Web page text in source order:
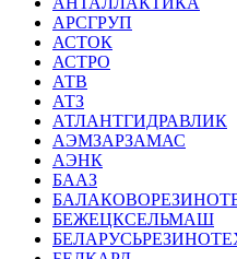
АРСГРУП
АСТОК
АСТРО
АТВ
АТЗ
АТЛАНТГИДРАВЛИК
АЭМЗАРЗАМАС
АЭНК
БААЗ
БЕЖЕЦКСЕЛЬМАШ